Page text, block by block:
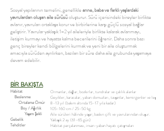
Sosyal yapılarının temelini, genellikle anne, baba ve farklı yaşlardaki
yavrulardan oluşan aile sürüsüoluşturur. Sürü içerisindeki bireyler birlikte
avlanır, yavruları ortaklaşa korur ve birbirlerine karşı güçlü sosyal bağlar
geliştirir. Yavrular yaklaşık 1–2 yıl aileleriyle birlikte kalarak avlanmayı,
iletişim kurmayı ve hayatta kalma becerilerini öğrenir. Daha sonra bazı
genç bireyler kendi bölgelerini kurmak ve yeni bir aile oluşturmak
amacıyla sürüden ayrılırken, bazıları bir süre daha aile grubunda yaşamaya
devam edebilir.
BİR BAKIŞTA
Ormanlar, dağlar, bozkırlar, tundralar ve çalılık alanlar
Geyikler, karacalar, yaban domuzları, tavşanlar, kemirgenler ve leş
8–13 yıl (bakım altında 15–17 yıla kadar)
105–160 cm / 25–50 kg
Aile sürüleri hâlinde yaşar; baskın çift ve yavrularından oluşur.
Yaklaşık 2 ay (61–65 gün)
Habitat parçalanması, insan-yaban hayatı çatışmaları
Habitat
Beslenme
Ortalama Ömür
Boy / Ağırlık
Yaşam Şekli
Gebelik
Tehditler